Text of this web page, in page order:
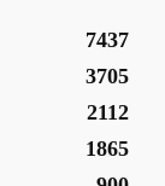
7437
3705
2112
1865